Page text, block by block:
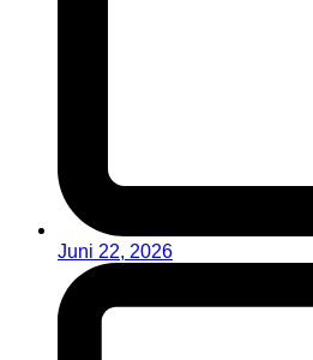
Juni 22, 2026